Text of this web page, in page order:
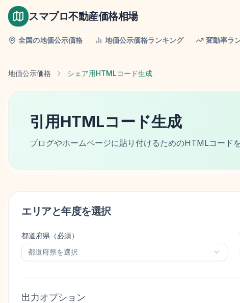
スマプロ不動産価格相場
全国の地価公示価格 地価公示価格ランキング 変動率ラ
地価公示価格 シェア用HTMLコード生成
引用HTMLコード生成
ブログやホームページに貼り付けるためのHTMLコード
エリアと年度を選択
都道府県（必須）
都道府県を選択
出力オプション